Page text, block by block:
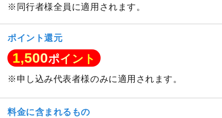
※同行者様全員に適用されます。
ポイント還元
1,500ポイント
※申し込み代表者様のみに適用されます。
料金に含まれるもの